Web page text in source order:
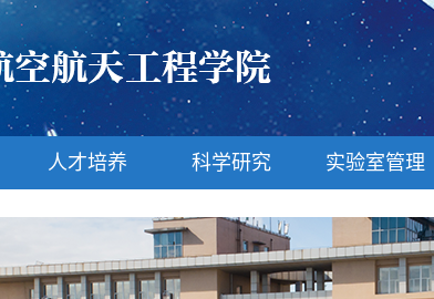
人才培养 科学研究 实验室管理